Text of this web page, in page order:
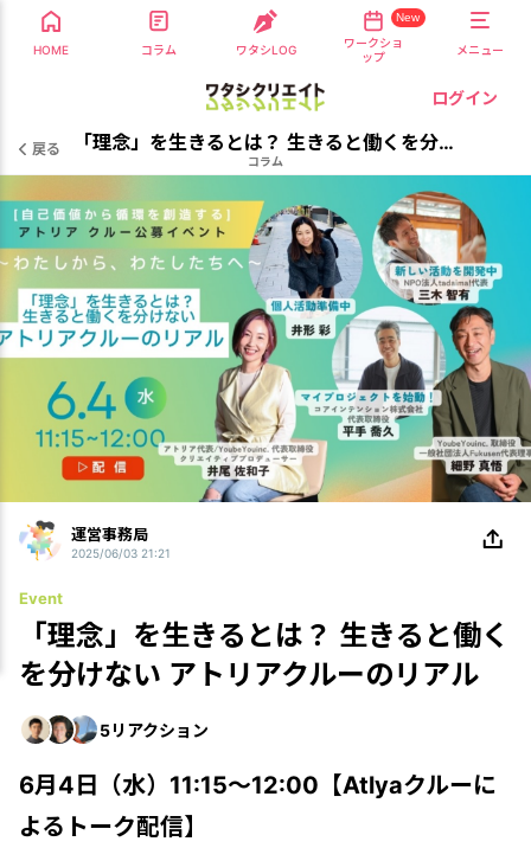
HOME コラム ワタシLOG
New
ワークショ
ップ
メニュー
ログイン
戻る 「理念」を生きるとは？ 生きると働くを分けない アトリアクルーのリアル
コラム
運営事務局
2025/06/03 21:21
Event
「理念」を生きるとは？ 生きると働く
を分けない アトリアクルーのリアル
5リアクション
6月4日（水）11:15〜12:00【Atlyaクルーに
よるトーク配信】